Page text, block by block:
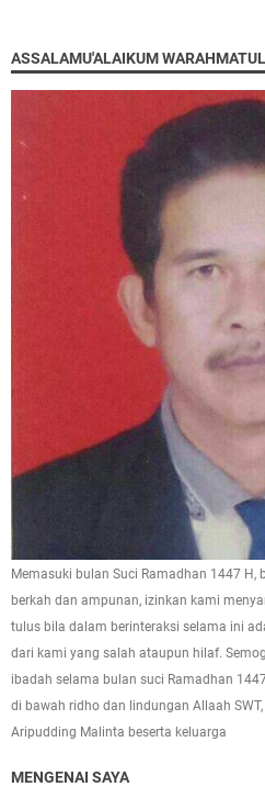
ASSALAMU'ALAIKUM
Memasuki bulan Suci Ramadhan 1447 H,
berkah dan ampunan, izinkan kami
tulus bila dalam berinteraksi selama ini
dari kami yang salah ataupun hilaf.
ibadah selama bulan suci Ramadhan
di bawah ridho dan lindungan Allaah SWT,
Aripudding Malinta beserta keluarga
MENGENAI SAYA